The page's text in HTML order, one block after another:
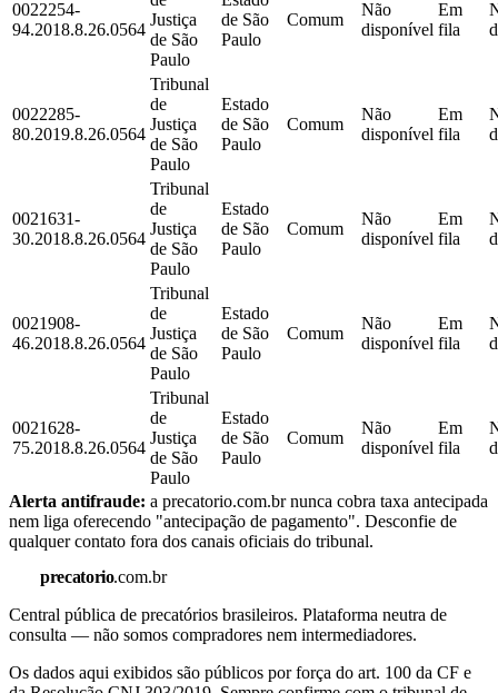
0022254-
94.2018.8.26.0564
Justiça
de São
Paulo
de São
Paulo
Comum
Não
disponível
Em
fila
0022285-
80.2019.8.26.0564
Tribunal
de
Justiça
de São
Paulo
Estado
de São
Paulo
Comum
Não
disponível
Em
fila
0021631-
30.2018.8.26.0564
Tribunal
de
Justiça
de São
Paulo
Estado
de São
Paulo
Comum
Não
disponível
Em
fila
0021908-
46.2018.8.26.0564
Tribunal
de
Justiça
de São
Paulo
Estado
de São
Paulo
Comum
Não
disponível
Em
fila
0021628-
75.2018.8.26.0564
Tribunal
de
Justiça
de São
Paulo
Estado
de São
Paulo
Comum
Não
disponível
Em
fila
Alerta antifraude: a precatorio.com.br nunca cobra taxa antecipada
nem liga oferecendo "antecipação de pagamento". Desconfie de
qualquer contato fora dos canais oficiais do tribunal.
precatorio.com.br
Central pública de precatórios brasileiros. Plataforma neutra de
consulta — não somos compradores nem intermediadores.
Os dados aqui exibidos são públicos por força do art. 100 da CF e